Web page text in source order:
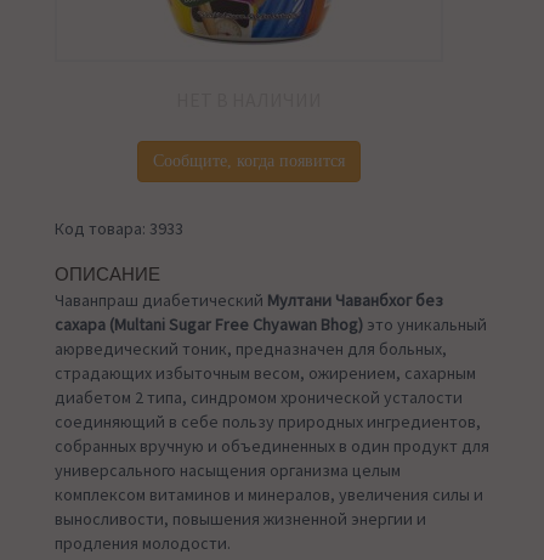
Сообщите, когда появится
Код товара: 3933
ОПИСАНИЕ
Чаванпраш диабетический Мултани Чаванбхог без
сахара (Multani Sugar Free Chyawan Bhog) это уникальный
аюрведический тоник, предназначен для больных,
страдающих избыточным весом, ожирением, сахарным
диабетом 2 типа, синдромом хронической усталости
соединяющий в себе пользу природных ингредиентов,
собранных вручную и объединенных в один продукт для
универсального насыщения организма целым
комплексом витаминов и минералов, увеличения силы и
выносливости, повышения жизненной энергии и
продления молодости.